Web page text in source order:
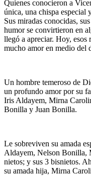
Quienes conocieron a
única, una chispa especial
Sus miradas conocidas,
humor se convirtieron en
llegó a apreciar. Hoy, esos
mucho amor en medio del
Un hombre temeroso de
un profundo amor por su
Iris Aldayem, Mirna
Bonilla y Juan Bonilla.
Le sobreviven su amada
Aldayem, Nelson Bonilla,
nietos; y sus 3 bisnietos.
su amada hija, Mirna